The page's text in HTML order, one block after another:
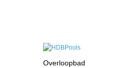
Overloopbad